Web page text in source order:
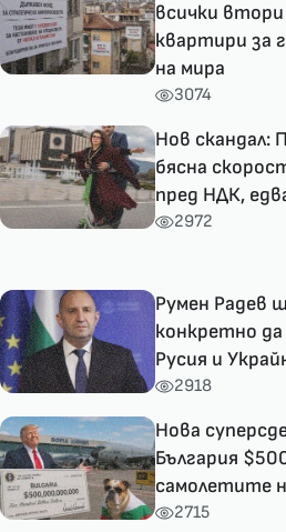
всички
квартири за
на мира
3074
Нов скандал:
бясна
пред НДК,
2972
Румен Радев
конкретно
Русия и
2918
Нова
България
самолетите
2715